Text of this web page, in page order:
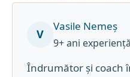
V
Vasile Nemeș
9+ ani experiență
Îndrumător și coach